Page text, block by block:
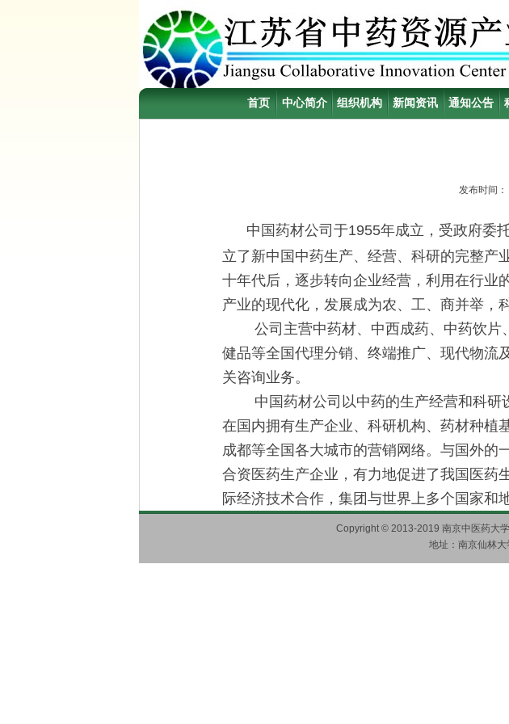
首页 中心简介 组织机构 新闻资讯 通知公告
发布时间：
中国药材公司于1955年成立，受政府委
立了新中国中药生产、经营、科研的完整产
十年代后，逐步转向企业经营，利用在行业
产业的现代化，发展成为农、工、商并举，
公司主营中药材、中西成药、中药饮片
健品等全国代理分销、终端推广、现代物流
关咨询业务。
中国药材公司以中药的生产经营和科研设
在国内拥有生产企业、科研机构、药材种植
成都等全国各大城市的营销网络。与国外的
合资医药生产企业，有力地促进了我国医药
际经济技术合作，集团与世界上多个国家和
Copyright © 2013-2019 南京中医药大
地址：南京仙林